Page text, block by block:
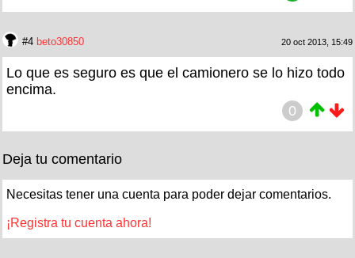
#4 beto30850 20 oct 2013, 15:49
Lo que es seguro es que el camionero se lo hizo todo
encima.
0
Deja tu comentario
Necesitas tener una cuenta para poder dejar comentarios.
¡Registra tu cuenta ahora!